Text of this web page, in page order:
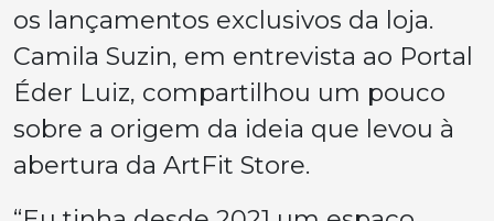
os lançamentos exclusivos da loja.
Camila Suzin, em entrevista ao Portal
Éder Luiz, compartilhou um pouco
sobre a origem da ideia que levou à
abertura da ArtFit Store.